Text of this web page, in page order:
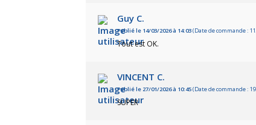
Guy C.
Publié le 14/03/2026 à 14:03(Date de commande :
Tout est OK.
VINCENT C.
Publié le 27/01/2026 à 10:45(Date de commande :
SUPER